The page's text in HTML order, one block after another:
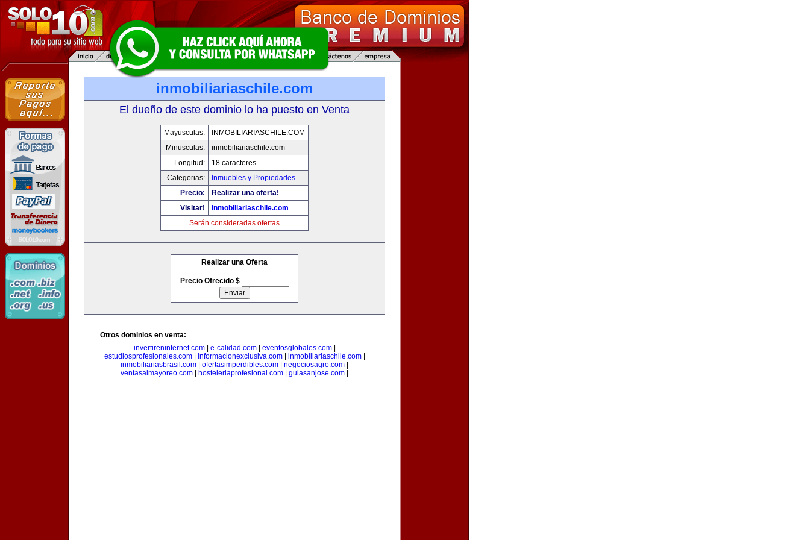
inmobiliariaschile.com
El dueño de este dominio lo ha puesto en Venta
Mayusculas:
INMOBILIARIASCHILE.COM
Minusculas:
inmobiliariaschile.com
Longitud:
18 caracteres
Categorias:
Inmuebles y Propiedades
Precio:
Realizar una oferta!
Visitar!
inmobiliariaschile.com
Serán consideradas ofertas
Realizar una Oferta
Precio Ofrecido $
Otros dominios en venta:
invertireninternet.com| e-calidad.com| eventosglobales.com|
estudiosprofesionales.com| informacionexclusiva.com| inmobiliariaschile.com|
inmobiliariasbrasil.com
ofertasimperdibles.com negociosagro.com
ventasalmayoreo.com
hosteleriaprofesional.com guiasanjose.com